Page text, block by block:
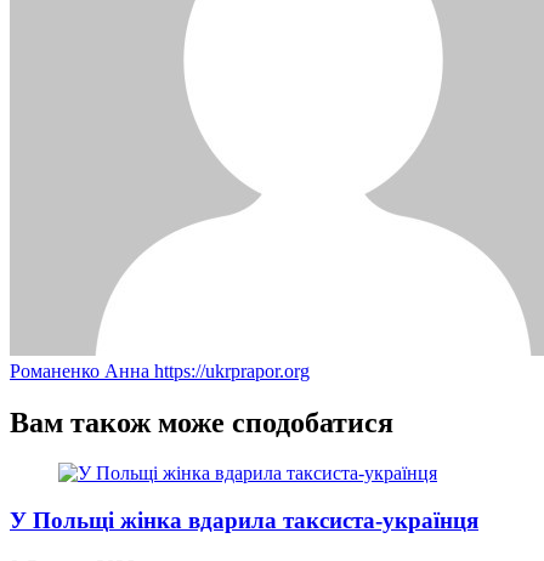
Романенко Анна https://ukrprapor.org
Вам також може сподобатися
У Польщі жінка вдарила таксиста-українця